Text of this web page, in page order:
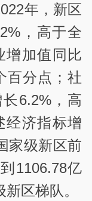
年，新区
，高于全
增加值同比
百分点；社
6.2%，高
经济指标增
家级新区前
1106.78亿
区梯队。